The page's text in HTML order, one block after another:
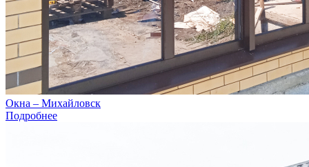
Окна – Михайловск
Подробнее